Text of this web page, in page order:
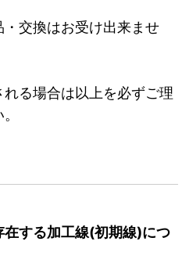
交換はお受け出来ませ
る場合は以上を必ずご理
在する加工線(初期線)につ